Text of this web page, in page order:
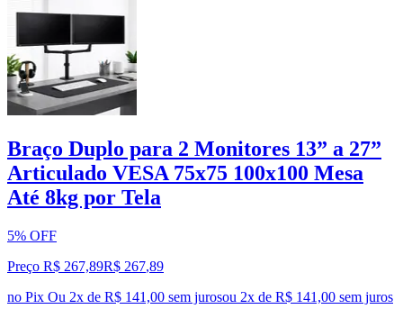
Braço Duplo para 2 Monitores 13” a 27”
Articulado VESA 75x75 100x100 Mesa
Até 8kg por Tela
5% OFF
Preço R$ 267,89R$ 267,89
no Pix Ou 2x de R$ 141,00 sem jurosou 2x de R$ 141,00 sem juros